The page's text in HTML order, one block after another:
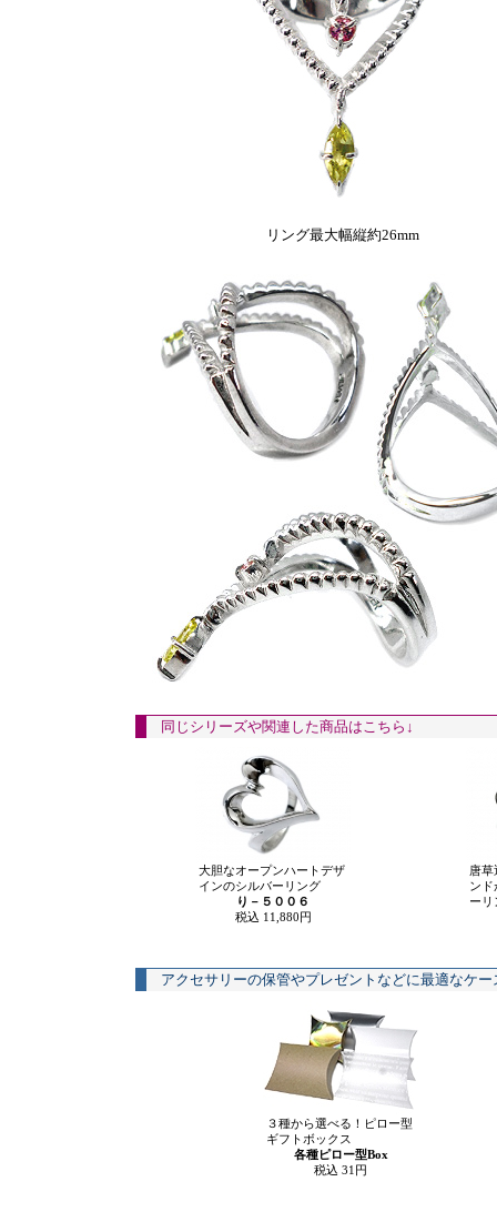
リング最大幅縦約26mm
同じシリーズや関連した商品はこちら↓
大胆なオープンハートデザ
インのシルバーリング
り－５００６
税込 11,880円
唐草
ンド
ーリ
アクセサリーの保管やプレゼントなどに最適なケ
３種から選べる！ピロー型
ギフトボックス
各種ピロー型Box
税込 31円